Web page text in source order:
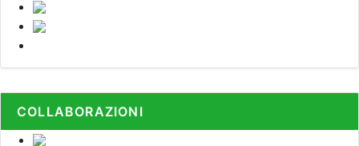
COLLABORAZIONI